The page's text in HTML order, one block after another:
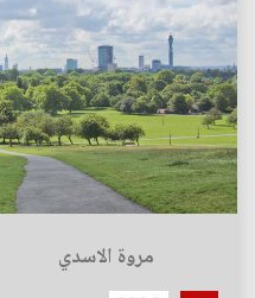
مروة الاسدي